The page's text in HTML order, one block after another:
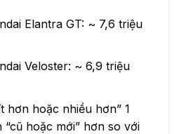
Elantra GT: ~ 7,6 triệu
Veloster: ~ 6,9 triệu
hơn hoặc nhiều hơn” 1
hoặc mới” hơn so với